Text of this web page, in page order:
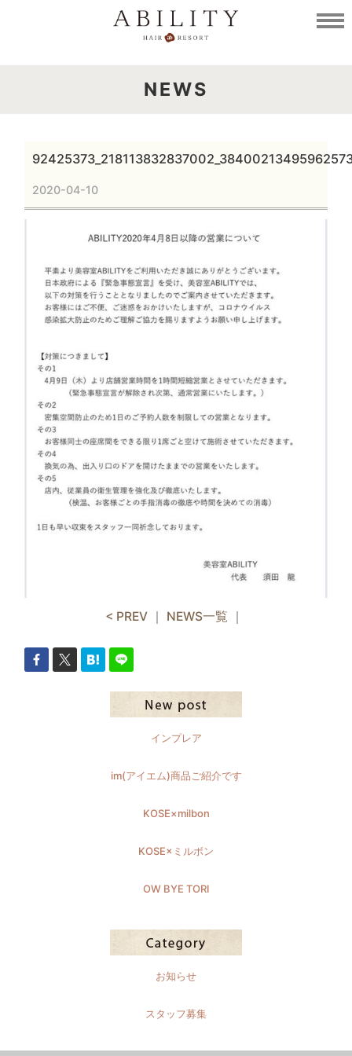
NEWS
2020-04-10
< PREV ｜ NEWS一覧 ｜
インプレア
im(アイエム)商品ご紹介です
KOSE×milbon
KOSE×ミルボン
OW BYE TORI
お知らせ
スタッフ募集